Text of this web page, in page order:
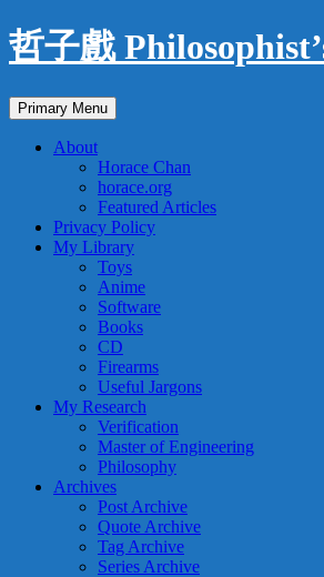
Skip
to
哲子戲
Search
Primary Menu
About
Horace Chan
horace.org
Featured Articles
Privacy Policy
My Library
Toys
Anime
Software
Books
CD
Firearms
Useful Jargons
My Research
Verification
Master of Engineering
Philosophy
Archives
Post Archive
Quote Archive
Tag Archive
Series Archive